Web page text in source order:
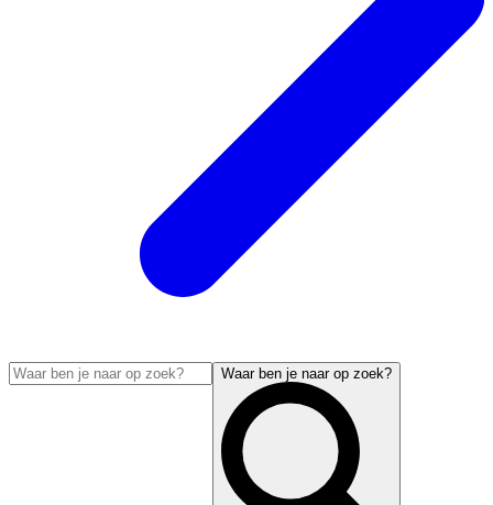
Waar ben je naar op zoek?